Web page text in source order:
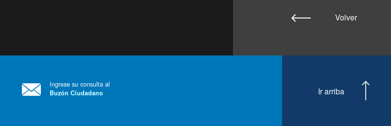
Volver
Ingrese su consulta al
Buzón Ciudadano Ir arriba